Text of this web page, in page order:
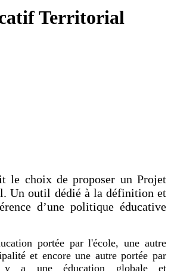
RSS
Territorial
le choix de proposer un Projet
Un outil dédié à la définition et
d’une politique éducative
portée par l'école, une autre
et encore une autre portée par
a une éducation globale et